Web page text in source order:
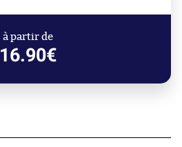
à partir de
16.90€